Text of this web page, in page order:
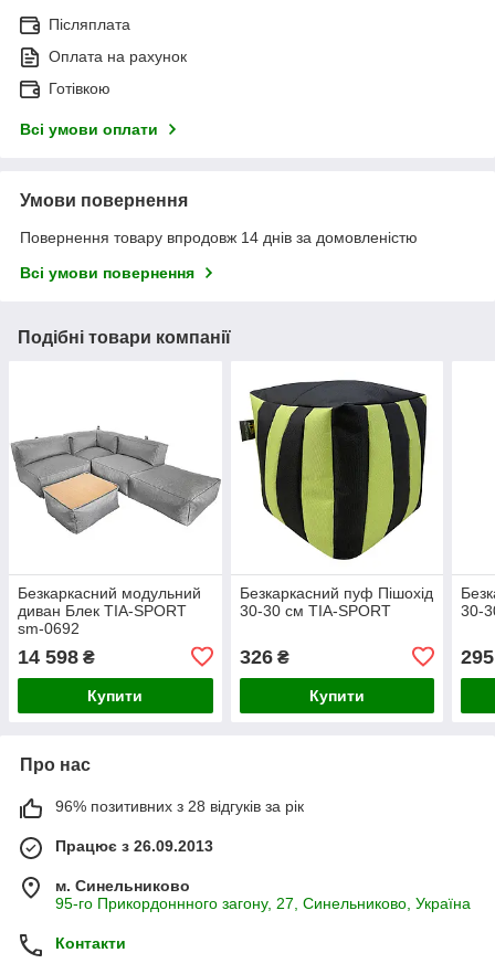
Післяплата
Оплата на рахунок
Готівкою
Всі умови оплати
Умови повернення
Повернення товару впродовж 14 днів за домовленістю
Всі умови повернення
Подібні товари компанії
Безкаркасний модульний
диван Блек TIA-SPORT
sm-0692
14 598 ₴
Купити
Безкаркасний пуф Пішохід
30-30 см TIA-SPORT
326₴
Купити
30-
295
Про нас
96% позитивних з 28 відгуків за рік
Працює з 26.09.2013
м. Синельниково
95-го Прикордоннного загону, 27, Синельниково, Україна
Контакти